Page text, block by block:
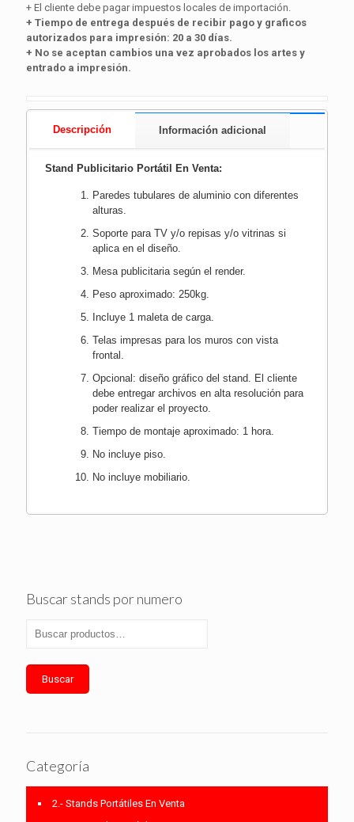
+ El cliente debe pagar impuestos locales de importación.
+ Tiempo de entrega después de recibir pago y graficos
autorizados para impresión: 20 a 30 días.
+ No se aceptan cambios una vez aprobados los artes y
entrado a impresión.
Descripción Información adicional
Stand Publicitario Portátil En Venta:
Paredes tubulares de aluminio con diferentes
alturas.
Soporte para TV y/o repisas y/o vitrinas si
aplica en el diseño.
Mesa publicitaria según el render.
Peso aproximado: 250kg.
Incluye 1 maleta de carga.
Telas impresas para los muros con vista
frontal.
Opcional: diseño gráfico del stand. El cliente
debe entregar archivos en alta resolución para
poder realizar el proyecto.
Tiempo de montaje aproximado: 1 hora.
No incluye piso.
No incluye mobiliario.
Buscar stands por numero
Buscar
Categoría
2.- Stands Portátiles En Venta